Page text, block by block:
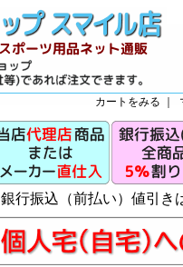
カートをみる
銀行振込（前払い）値引き